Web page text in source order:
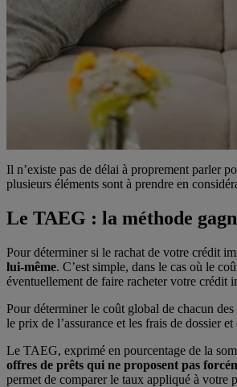
Il n’existe pas de délai à proprement parler
plusieurs éléments sont à prendre en
Le TAEG : la méthode
Pour déterminer si le rachat de votre crédit
lui-même. C’est simple, dans le cas où le
éventuellement de faire rachetervotre crédit
Pour déterminer le coût global de chacun
le prix de l’assurance et les frais de dossier
Le TAEG, exprimé en pourcentage de la
offres de prêts qui ne proposent pas
permet de comparer le taux appliqué à votre